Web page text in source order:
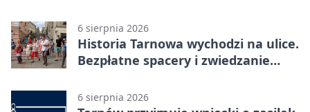
6 sierpnia 2026
Historia Tarnowa wychodzi na ulice.
Bezpłatne spacery i zwiedzanie
6 sierpnia 2026